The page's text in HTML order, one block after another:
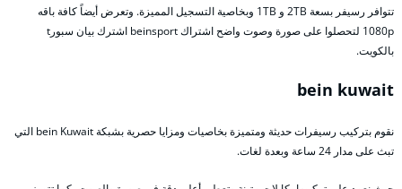
تتوافر رسيفر بسعة 2TB و 1TB وبخاصية التسجيل المميزة. وتعرض أيضاً كافة باقه
1080p لتحصلوا على صورة وصوت واضح اشتراك beinsport اشترك بيان سبورt
بالكويت.
bein kuwait
نقوم بتركيب رسيفرات حديثة ومتميزة بخاصيات ومزايا حصرية بشبكة bein Kuwait التي
تبث على مدار 24 ساعة وبعدة لغات.